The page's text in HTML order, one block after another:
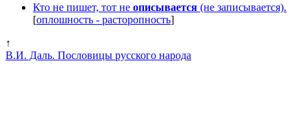
Кто не пишет, тот не описывается (не записывается).
[оплошность - расторопность]
↑
В.И. Даль. Пословицы русского народа